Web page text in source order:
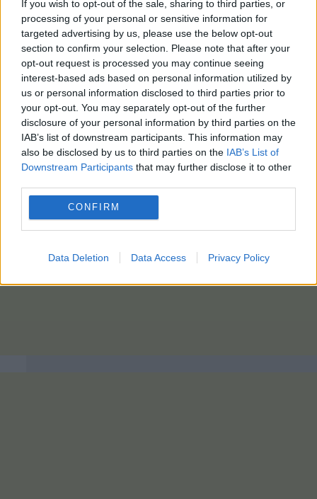
If you wish to opt-out of the sale, sharing to third parties, or
processing of your personal or sensitive information for
targeted advertising by us, please use the below opt-out
section to confirm your selection. Please note that after your
opt-out request is processed you may continue seeing
interest-based ads based on personal information utilized by
us or personal information disclosed to third parties prior to
your opt-out. You may separately opt-out of the further
disclosure of your personal information by third parties on the
IAB’s list of downstream participants. This information may
also be disclosed by us to third parties on the IAB’s List of
Downstream Participants that may further disclose it to other
CONFIRM
Data Deletion Data Access Privacy Policy